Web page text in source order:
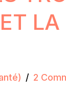
LA
2